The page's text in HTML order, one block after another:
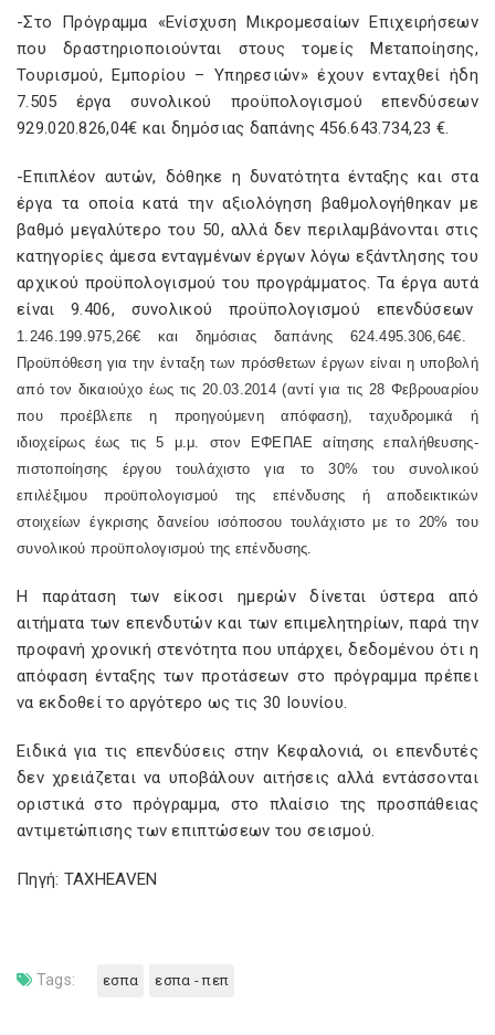
-Στο Πρόγραμμα «Ενίσχυση Μικρομεσαίων Επιχειρήσεων
που δραστηριοποιούνται στους τομείς Μεταποίησης,
Τουρισμού, Εμπορίου – Υπηρεσιών» έχουν ενταχθεί ήδη
7.505 έργα συνολικού προϋπολογισμού επενδύσεων
929.020.826,04€ και δημόσιας δαπάνης 456.643.734,23 €.
-Επιπλέον αυτών, δόθηκε η δυνατότητα ένταξης και στα
έργα τα οποία κατά την αξιολόγηση βαθμολογήθηκαν με
βαθμό μεγαλύτερο του 50, αλλά δεν περιλαμβάνονται στις
κατηγορίες άμεσα ενταγμένων έργων λόγω εξάντλησης του
αρχικού προϋπολογισμού του προγράμματος. Τα έργα αυτά
είναι 9.406, συνολικού προϋπολογισμού επενδύσεων
1.246.199.975,26€ και δημόσιας δαπάνης 624.495.306,64€.
Προϋπόθεση για την ένταξη των πρόσθετων έργων είναι η υποβολή
από τον δικαιούχο έως τις 20.03.2014 (αντί για τις 28 Φεβρουαρίου
που προέβλεπε η προηγούμενη απόφαση), ταχυδρομικά ή
ιδιοχείρως έως τις 5 μ.μ. στον ΕΦΕΠΑΕ αίτησης επαλήθευσης-
πιστοποίησης έργου τουλάχιστο για το 30% του συνολικού
επιλέξιμου προϋπολογισμού της επένδυσης ή αποδεικτικών
στοιχείων έγκρισης δανείου ισόποσου τουλάχιστο με το 20% του
συνολικού προϋπολογισμού της επένδυσης.
Η παράταση των είκοσι ημερών δίνεται ύστερα από
αιτήματα των επενδυτών και των επιμελητηρίων, παρά την
προφανή χρονική στενότητα που υπάρχει, δεδομένου ότι η
απόφαση ένταξης των προτάσεων στο πρόγραμμα πρέπει
να εκδοθεί το αργότερο ως τις 30 Ιουνίου.
Ειδικά για τις επενδύσεις στην Κεφαλονιά, οι επενδυτές
δεν χρειάζεται να υποβάλουν αιτήσεις αλλά εντάσσονται
οριστικά στο πρόγραμμα, στο πλαίσιο της προσπάθειας
αντιμετώπισης των επιπτώσεων του σεισμού.
Πηγή: TAXHEAVEN
Tags: εσπα εσπα - πεπ